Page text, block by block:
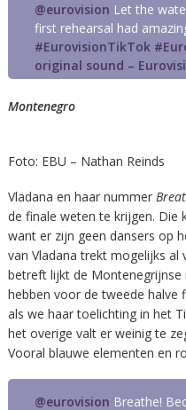
@eurovision Let the
first rehearsal had
#EurovisionTikTok
original sound –
Montenegro
Foto: EBU – Nathan Reinds
Vladana en haar nummer
de finale weten te krijgen. Die
want er zijn geen dansers op
van Vladana trekt mogelijks al
betreft lijkt de Montenegrijnse
hebben voor de tweede halve
als we haar toelichting in het
het overige valt er weinig te
Vooral blauwe elementen en
@eurovision Breathe!